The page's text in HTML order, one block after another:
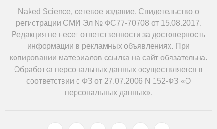
Naked Science, сетевое издание. Свидетельство о
регистрации СМИ Эл № ФС77-70708 от 15.08.2017.
Редакция не несет ответственности за достоверность
информации в рекламных объявлениях. При
копировании материалов ссылка на сайт обязательна.
Обработка персональных данных осуществляется в
соответствии с ФЗ от 27.07.2006 N 152-ФЗ «О
персональных данных».